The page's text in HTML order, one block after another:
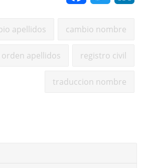
apellidos cambio nombre
apellidos registro civil
traduccion nombre